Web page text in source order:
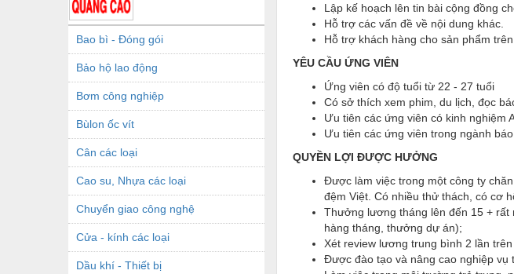
Bao bì - Đóng gói
Bảo hộ lao động
Bơm công nghiệp
Bùlon ốc vít
Cân các loại
Cao su, Nhựa các loại
Chuyển giao công nghệ
Cửa - kính các loại
Dầu khí - Thiết bị
Lập kế hoạch lên tin bài cộng đồng
Hỗ trợ các vấn đề về nội dung khác.
Hỗ trợ khách hàng cho sản phẩm
YÊU CẦU ỨNG VIÊN
Ứng viên có độ tuổi từ 22 - 27 tuổi
Có sở thích xem phim, du lịch, đọc
Ưu tiên các ứng viên có kinh nghiệm
Ưu tiên các ứng viên trong ngành báo
QUYỀN LỢI ĐƯỢC HƯỞNG
Được làm việc trong một công ty
đệm Việt. Có nhiều thử thách, có cơ
Thưởng lương tháng lên đến 15 +
hàng tháng, thưởng dự án);
Xét review lương trung bình 2 lần
Được đào tạo và nâng cao nghiệp vụ